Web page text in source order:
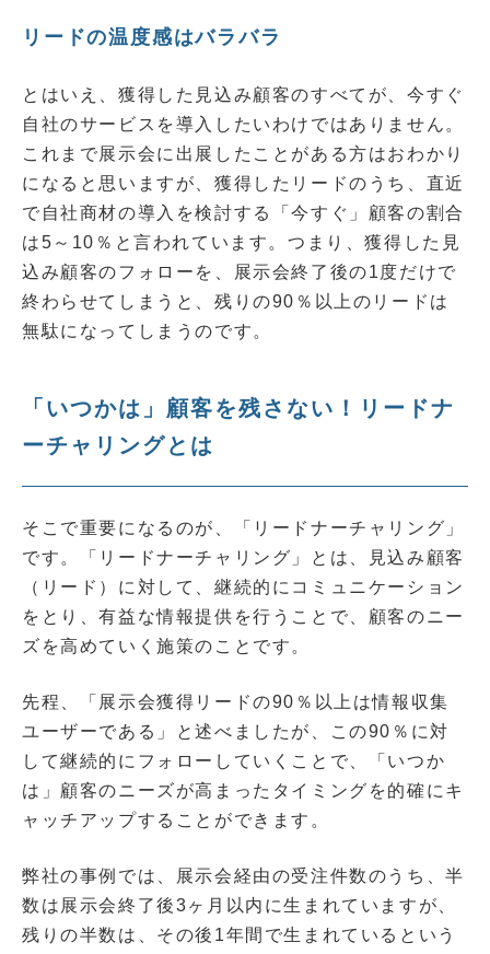
リードの温度感はバラバラ
とはいえ、獲得した見込み顧客のすべてが、今すぐ
自社のサービスを導入したいわけではありません。
これまで展示会に出展したことがある方はおわかり
になると思いますが、獲得したリードのうち、直近
で自社商材の導入を検討する「今すぐ」顧客の割合
は5～10％と言われています。つまり、獲得した見
込み顧客のフォローを、展示会終了後の1度だけで
終わらせてしまうと、残りの90％以上のリードは
無駄になってしまうのです。
「いつかは」顧客を残さない！リードナ
ーチャリングとは
そこで重要になるのが、「リードナーチャリング」
です。「リードナーチャリング」とは、見込み顧客
（リード）に対して、継続的にコミュニケーション
をとり、有益な情報提供を行うことで、顧客のニー
ズを高めていく施策のことです。
先程、「展示会獲得リードの90％以上は情報収集
ユーザーである」と述べましたが、この90％に対
して継続的にフォローしていくことで、「いつか
は」顧客のニーズが高まったタイミングを的確にキ
ャッチアップすることができます。
弊社の事例では、展示会経由の受注件数のうち、半
数は展示会終了後3ヶ月以内に生まれていますが、
残りの半数は、その後1年間で生まれているという